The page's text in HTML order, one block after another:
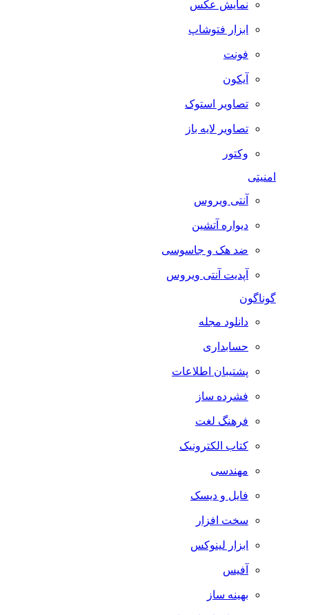
نمایش عکس
ابزار فتوشاپ
فونت
آیکون
تصاویر استوک
تصاویر لایه باز
وکتور
امنیتی
آنتی ویروس
دیواره آتشین
ضد هک و جاسوسی
آپدیت آنتی ویروس
گوناگون
دانلود مجله
حسابداری
پشتیبان اطلاعات
فشرده ساز
فرهنگ لغت
کتاب الکترونیک
مهندسی
فایل و دیسک
سخت افزار
ابزار لینوکس
آفیس
بهینه ساز